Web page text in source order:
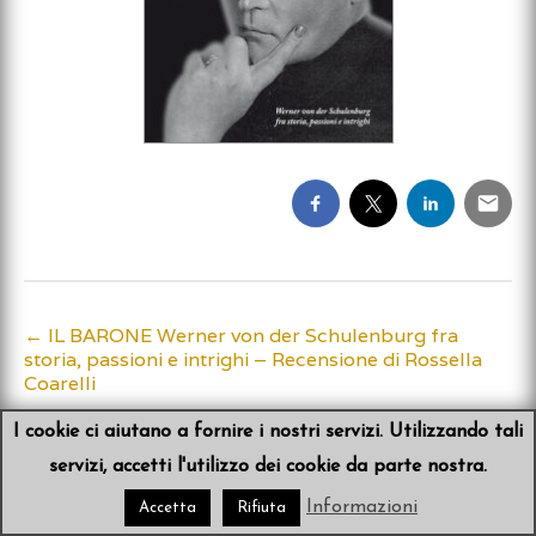
Post
navigation
← IL BARONE Werner von der Schulenburg fra
storia, passioni e intrighi – Recensione di Rossella
Coarelli
I cookie ci aiutano a fornire i nostri servizi. Utilizzando tali
servizi, accetti l'utilizzo dei cookie da parte nostra.
Accetta Rifiuta Informazioni
© 2026 Sibyl von der Schulenburg